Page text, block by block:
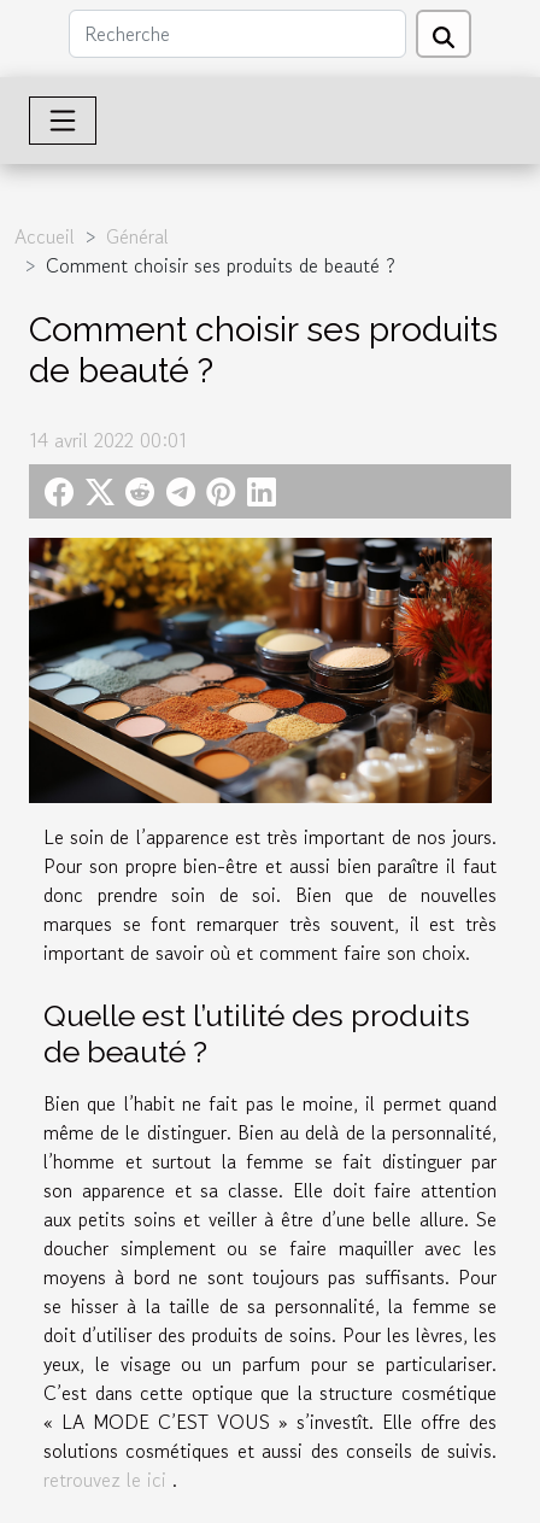
Accueil
Général
Comment choisir ses produits de beauté ?
Comment choisir ses produits
de beauté ?
14 avril 2022 00:01
Le soin de l’apparence est très important de nos jours.
Pour son propre bien-être et aussi bien paraître il faut
donc prendre soin de soi. Bien que de nouvelles
marques se font remarquer très souvent, il est très
important de savoir où et comment faire son choix.
Quelle est l’utilité des produits
de beauté ?
Bien que l’habit ne fait pas le moine, il permet quand
même de le distinguer. Bien au delà de la personnalité,
l’homme et surtout la femme se fait distinguer par
son apparence et sa classe. Elle doit faire attention
aux petits soins et veiller à être d’une belle allure. Se
doucher simplement ou se faire maquiller avec les
moyens à bord ne sont toujours pas suffisants. Pour
se hisser à la taille de sa personnalité, la femme se
doit d’utiliser des produits de soins. Pour les lèvres, les
yeux, le visage ou un parfum pour se particulariser.
C’est dans cette optique que la structure cosmétique
« LA MODE C’EST VOUS » s’investît. Elle offre des
solutions cosmétiques et aussi des conseils de suivis.
retrouvez le ici .